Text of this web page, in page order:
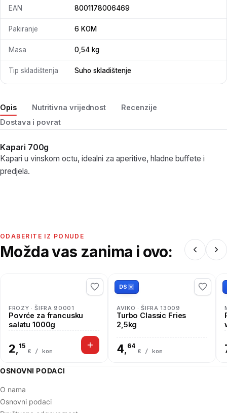
Opis Nutritivna vrijednost
Recenzije
Dostava i povrat
Kapari 700g
Kapari u vinskom octu, idealni za aperitive, hladne buffete i
predjela.
EAN 8001178006469
Pakiranje 6 KOM
Masa 0,54 kg
Tip skladištenja Suho skladištenje
ODABERITE IZ PONUDE
Možda vas zanima i ovo:
FROZY · ŠIFRA 90001
Povrće za francusku
salatu 1000g
2, 15
€ / kom
DS
AVIKO · ŠIFRA 13009
Turbo Classic Fries
2,5kg
4, 64
€ / kom
OSNOVNI PODACI
O nama
Osnovni podaci